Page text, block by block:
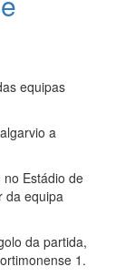
equipas
a
Estádio de
da equipa
da partida,
1.